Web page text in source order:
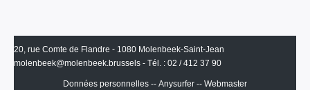
20, rue Comte de Flandre - 1080 Molenbeek-Saint-Jean
molenbeek@molenbeek.brussels - Tél. : 02 / 412 37 90
Données personnelles -- Anysurfer -- Webmaster